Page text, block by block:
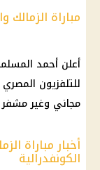
مباراة الزمالك
أعلن أحمد
للتلفزيون
مجاني وغير
أخبار مباراة
الكونفدرالية